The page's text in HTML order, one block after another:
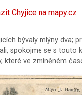
Chyjice na mapy.cz
bývaly mlýny dva;
spokojme se s touto
které ve zmíněném